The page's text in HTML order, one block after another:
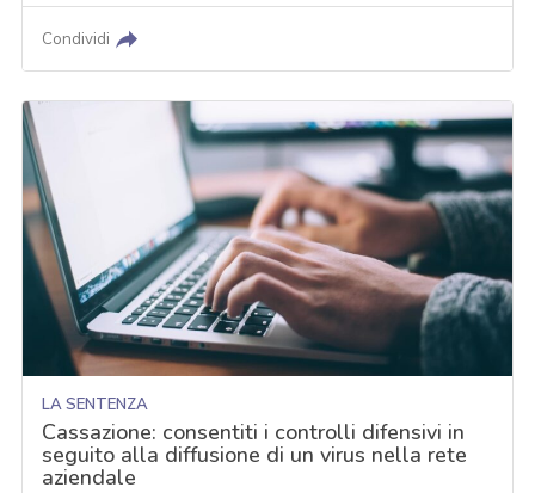
Condividi
LA SENTENZA
Cassazione: consentiti i controlli difensivi in
seguito alla diffusione di un virus nella rete
aziendale